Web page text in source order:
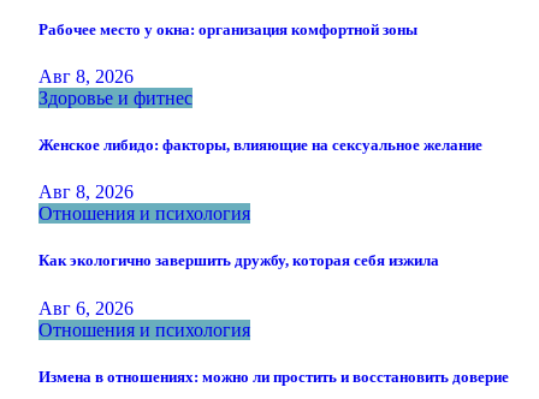
Рабочее место у окна: организация комфортной зоны
Авг 8, 2026
Здоровье и фитнес
Женское либидо: факторы, влияющие на сексуальное желание
Авг 8, 2026
Отношения и психология
Как экологично завершить дружбу, которая себя изжила
Авг 6, 2026
Отношения и психология
Измена в отношениях: можно ли простить и восстановить доверие